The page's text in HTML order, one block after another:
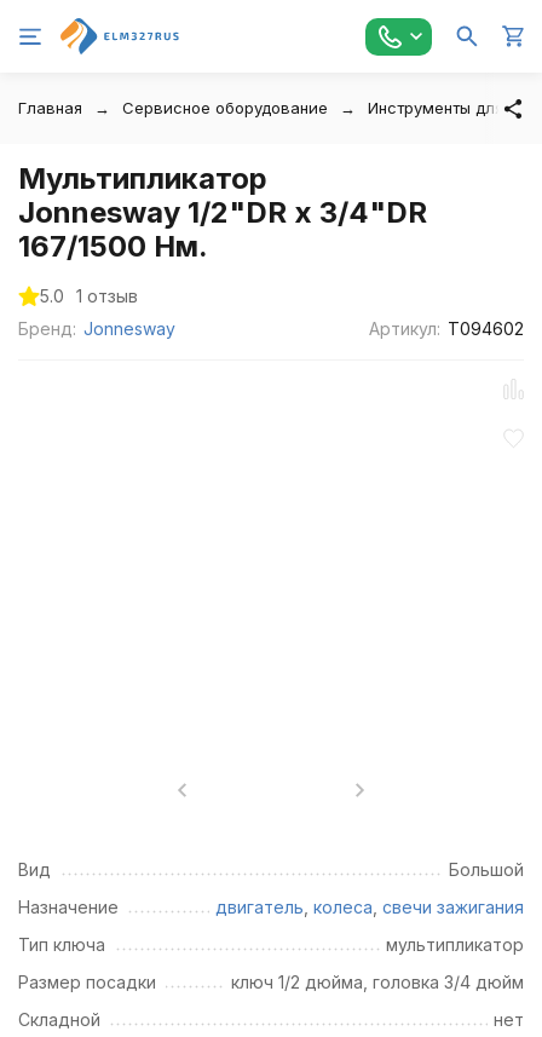
Главная Сервисное оборудование Инструменты для
Мультипликатор
Jonnesway 1/2"DR х 3/4"DR
167/1500 Нм.
5.0
1 отзыв
Бренд: Jonnesway Артикул: T094602
Вид
Большой
Назначение
двигатель колеса свечи зажигания
Тип ключа
мультипликатор
Размер посадки
ключ 1/2 дюйма, головка 3/4 дюйм
Складной
нет